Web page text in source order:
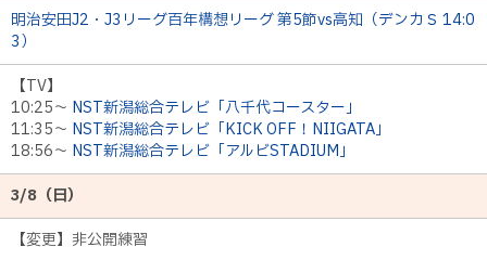
明治安田J2・J3リーグ百年構想リーグ 第5節vs高知（デンカＳ 14:0
3）
【TV】
10:25～ NST新潟総合テレビ「八千代コースター」
11:35～ NST新潟総合テレビ「KICK OFF！NIIGATA」
18:56～ NST新潟総合テレビ「アルビSTADIUM」
3/8（日）
【変更】非公開練習